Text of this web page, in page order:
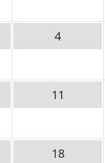
4
11
18